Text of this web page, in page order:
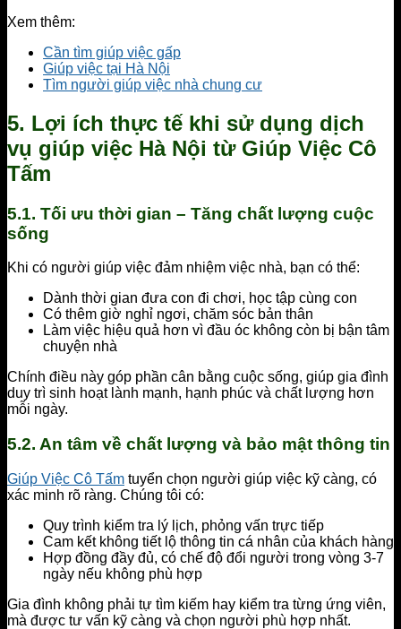
Xem thêm:
Cần tìm giúp việc gấp
Giúp việc tại Hà Nội
Tìm người giúp việc nhà chung cư
5. Lợi ích thực tế khi sử dụng dịch
vụ giúp việc Hà Nội từ Giúp Việc Cô
Tấm
5.1. Tối ưu thời gian – Tăng chất lượng cuộc
sống
Khi có người giúp việc đảm nhiệm việc nhà, bạn có thể:
Dành thời gian đưa con đi chơi, học tập cùng con
Có thêm giờ nghỉ ngơi, chăm sóc bản thân
Làm việc hiệu quả hơn vì đầu óc không còn bị bận tâm
chuyện nhà
Chính điều này góp phần cân bằng cuộc sống, giúp gia đình
duy trì sinh hoạt lành mạnh, hạnh phúc và chất lượng hơn
mỗi ngày.
5.2. An tâm về chất lượng và bảo mật thông tin
Giúp Việc Cô Tấm tuyển chọn người giúp việc kỹ càng, có
xác minh rõ ràng. Chúng tôi có:
Quy trình kiểm tra lý lịch, phỏng vấn trực tiếp
Cam kết không tiết lộ thông tin cá nhân của khách hàng
Hợp đồng đầy đủ, có chế độ đổi người trong vòng 3-7
ngày nếu không phù hợp
Gia đình không phải tự tìm kiếm hay kiểm tra từng ứng viên,
mà được tư vấn kỹ càng và chọn người phù hợp nhất.